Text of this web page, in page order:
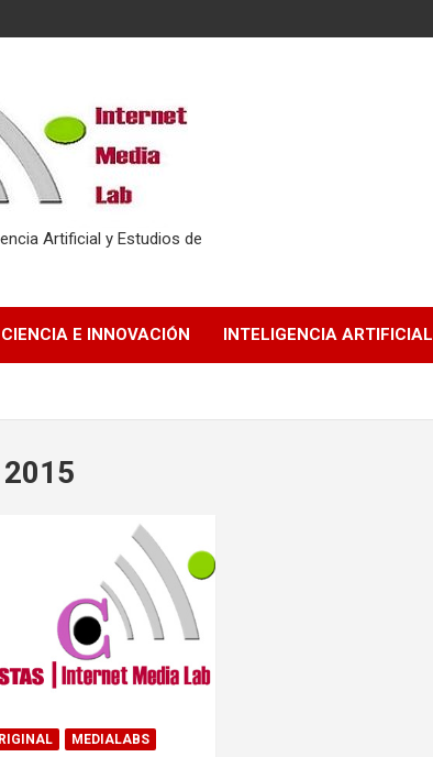
Artificial y Estudios de
CIENCIA E INNOVACIÓN INTELIGENCIA ARTIFICIAL
MEDIALABS